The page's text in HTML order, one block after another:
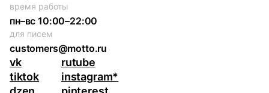
время работы
пн–вс 10:00–22:00
для писем
customers@motto.ru
vk
rutube
tiktok
instagram*